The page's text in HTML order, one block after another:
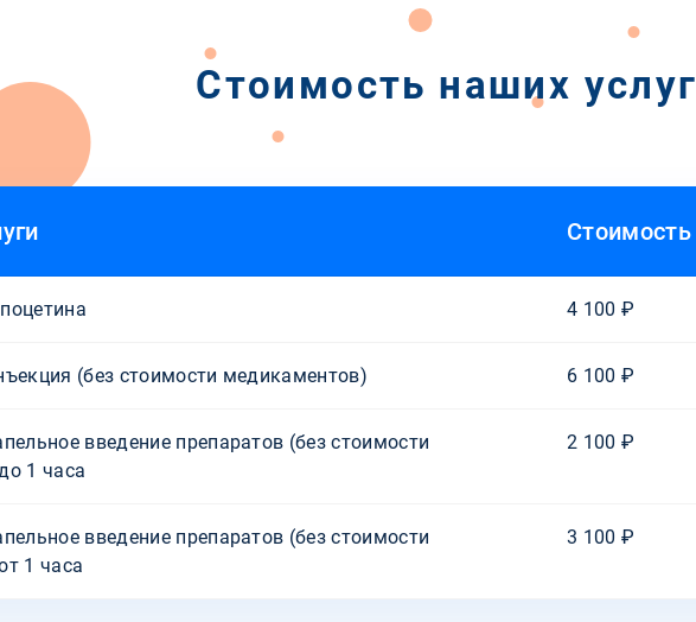
Стоимость наших услуг
Стоимость
4 100 ₽
(без стоимости медикаментов) 6 100 ₽
введение препаратов (без стоимости
1 часа
2 100 ₽
введение препаратов (без стоимости
1 часа
3 100 ₽